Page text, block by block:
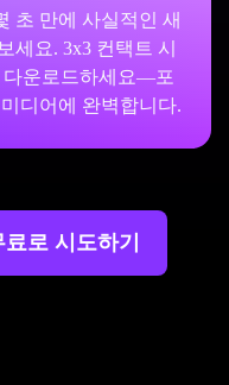
초 만에 사실적인 새
세요. 3x3 컨택트 시
다운로드하세요—포
디어에 완벽합니다.
로 시도하기